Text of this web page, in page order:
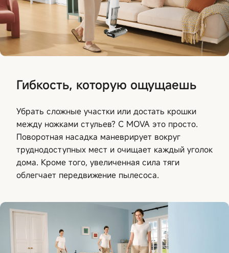
Гибкость, которую ощущаешь
Убрать сложные участки или достать крошки
между ножками стульев? С MOVA это просто.
Поворотная насадка маневрирует вокруг
труднодоступных мест и очищает каждый уголок
дома. Кроме того, увеличенная сила тяги
облегчает передвижение пылесоса.